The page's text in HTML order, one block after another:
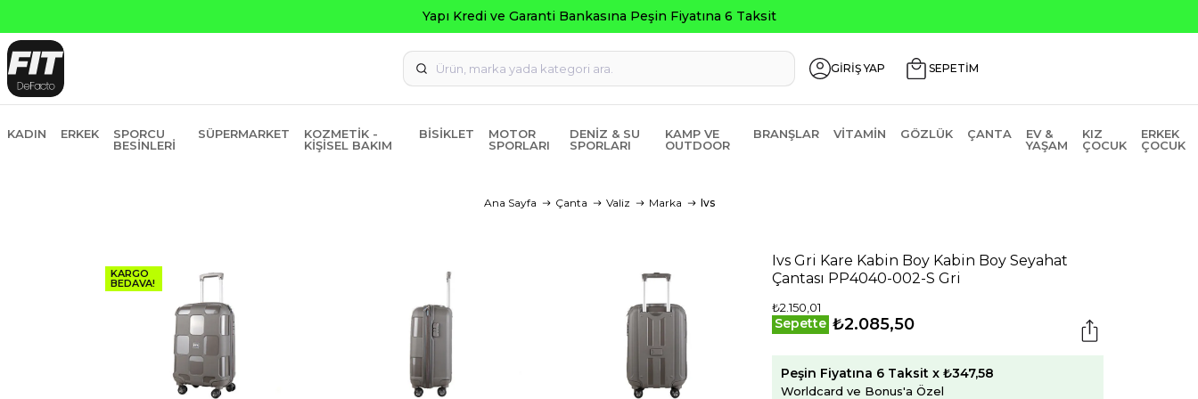
Yapı Kredi ve Garanti Bankasına Peşin Fiyatına 6 Taksit
GİRİŞ YAP SEPETİM
KADIN ERKEK
SPORCU
BESINLERI
SÜPERMARKET
KOZMETIK -
KIŞISEL BAKIM
BISIKLET
MOTOR
SPORLARI
DENIZ & SU
SPORLARI
KAMP VE
OUTDOOR
BRANŞLAR VITAMIN GÖZLÜK ÇANTA
EV &
YAŞAM
KIZ
ÇOCUK
ERKEK
ÇOCUK
Ana Sayfa Çanta Valiz Marka Ivs
KARGO
BEDAVA!
Ivs Gri Kare Kabin Boy Kabin Boy Seyahat
Çantası PP4040-002-S Gri
₺2.150,01
Sepette ₺2.085,50
Peşin Fiyatına 6 Taksit x ₺347,58
Worldcard ve Bonus'a Özel